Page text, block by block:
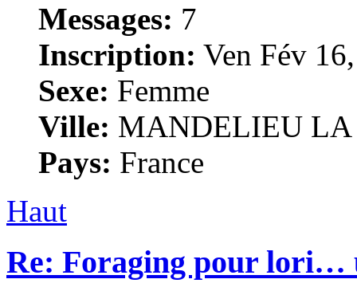
Messages: 7
Inscription: Ven Fév
Sexe: Femme
Ville: MANDELIEU LA
Pays: France
Haut
Re: Foraging pour lori…